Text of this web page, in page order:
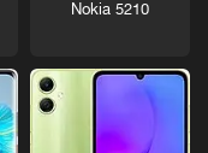
Nokia 5210